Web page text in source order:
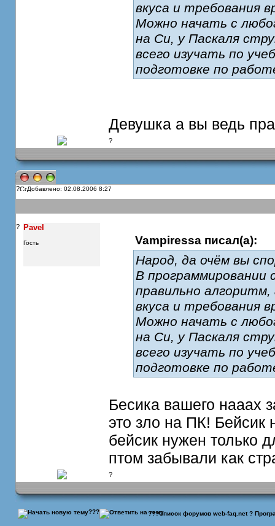
вкуса и требования
Можно начать с
на Си, у Паскаля
всего изучать по
подготовке по
Девушка а вы ведь
?
? Добавлено: 02.08.2006 8:27
? Pavel
Гость Vampiressa писал(а):
Народ, да очём вы
В программировании
правильно
вкуса и требования
Можно начать с
на Си, у Паскаля
всего изучать по
подготовке по
Бесика вашего нааах
это зло на ПК! Бейсик
бейсик нужен только
птом забывали как
?
??? ???Список форумов web-faq.net?